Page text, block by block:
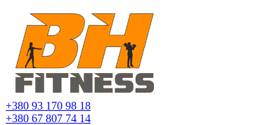
+380 93 170 98 18
+380 67 807 74 14